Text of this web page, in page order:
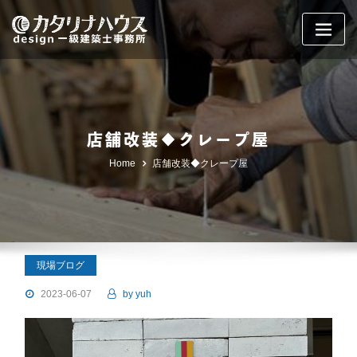
content
店舗改装◆クレープ屋
Home 店舗改装◆クレープ屋
現場ブログ
2023-06-07 by yuh